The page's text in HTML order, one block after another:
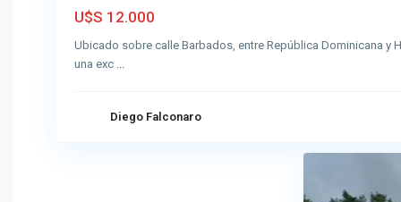
U$S 12.000
Ubicado sobre calle Barbados, entre República Dominicana y
una exc ...
Diego Falconaro